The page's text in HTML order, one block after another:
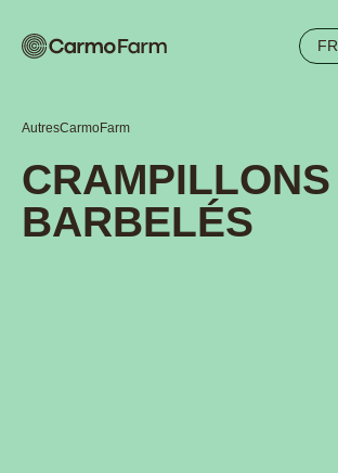
FR
AutresCarmoFarm
CRAMPILLONS
BARBELÉS